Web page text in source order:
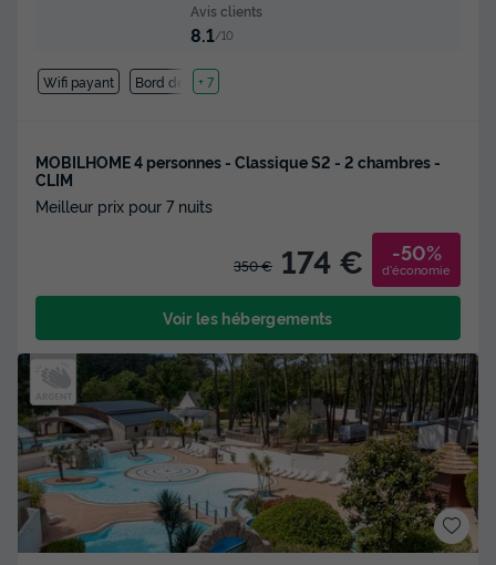
Avis clients
8.1/10
Wifi payant Bord de mer
+ 7
MOBILHOME 4 personnes - Classique S2 - 2 chambres -
CLIM
Meilleur prix pour 7 nuits
350 € 174 € -50%
d'économie
Voir les hébergements